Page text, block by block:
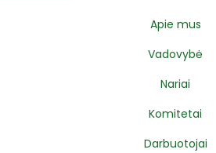
Apie mus
Vadovybė
Nariai
Komitetai
Darbuotojai